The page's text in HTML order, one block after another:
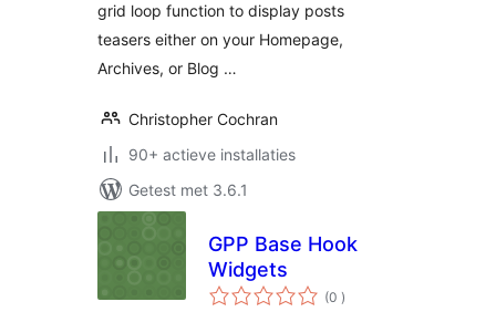
grid loop function to display posts
teasers either on your Homepage,
Archives, or Blog …
Christopher Cochran
90+ actieve installaties
Getest met 3.6.1
GPP Base Hook
Widgets
(0 aantal
beoordelingen
)